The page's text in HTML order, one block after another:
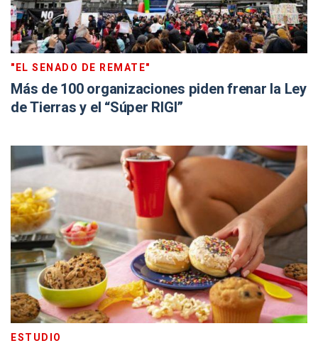
"EL SENADO DE REMATE"
Más de 100 organizaciones piden frenar la Ley
de Tierras y el “Súper RIGI”
ESTUDIO